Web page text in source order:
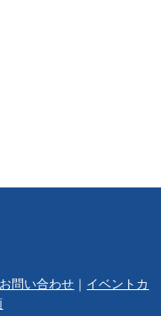
お問い合わせ
イベントカ